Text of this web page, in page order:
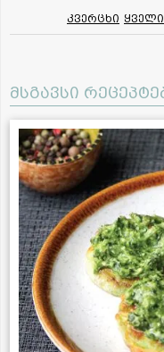
კვერცხი ყველი
მსგავსი